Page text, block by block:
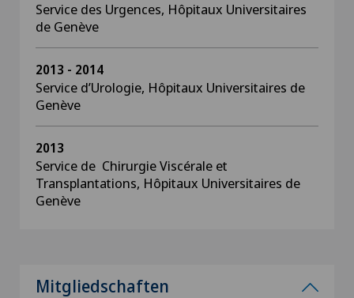
Service des Urgences, Hôpitaux Universitaires
de Genève
2013 - 2014
Service d’Urologie, Hôpitaux Universitaires de
Genève
2013
Service de Chirurgie Viscérale et
Transplantations, Hôpitaux Universitaires de
Genève
Mitgliedschaften